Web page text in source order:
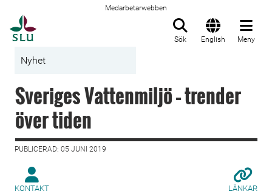
Medarbetarwebben
Sök English Meny
Nyhet
Sveriges Vattenmiljö – trender
över tiden
PUBLICERAD: 05 JUNI 2019
KONTAKT LÄNKAR